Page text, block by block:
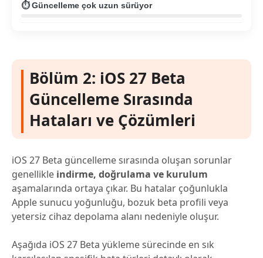
⏱️ Güncelleme çok uzun sürüyor
Bölüm 2: iOS 27 Beta
Güncelleme Sırasında
Hataları ve Çözümleri
iOS 27 Beta güncelleme sırasında oluşan sorunlar
genellikle indirme, doğrulama ve kurulum
aşamalarında ortaya çıkar. Bu hatalar çoğunlukla
Apple sunucu yoğunluğu, bozuk beta profili veya
yetersiz cihaz depolama alanı nedeniyle oluşur.
Aşağıda iOS 27 Beta yükleme sürecinde en sık